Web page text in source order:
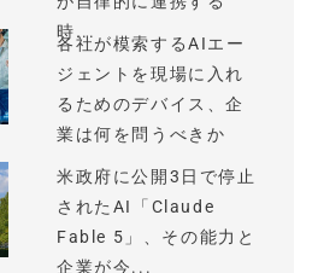
時...
各社が模索するAIエー
ジェントを現場に入れ
るためのデバイス、企
業は何を問うべきか
米政府に公開3日で停止
されたAI「Claude
Fable 5」、その能力と
企業が今...